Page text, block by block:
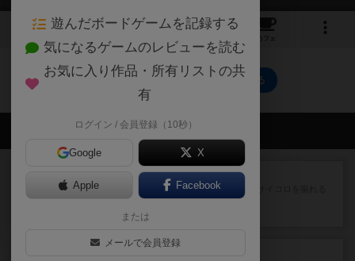
1 2 9
カフェ
ドミニオン：暗黒時代のトップに戻る
会員の新しい投稿
街コロ通
街コロとの違いは初めから二つサイコロを振れる
など、少しの違いはあるけれ...
38分前
遊んだボードゲームを記録する
気になるゲームのレビューを読む
お気に入り作品・所有リストの共
有
ログイン / 会員登録（10秒）
Google X
Apple Facebook
または
メールで会員登録